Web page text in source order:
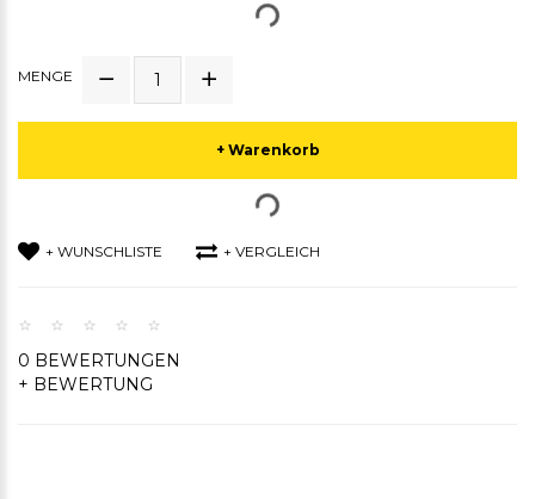
MENGE
+ Warenkorb
+ WUNSCHLISTE + VERGLEICH
0 BEWERTUNGEN
+ BEWERTUNG